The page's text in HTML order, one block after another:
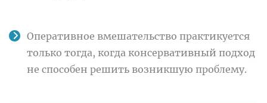
Оперативное вмешательство практикуется
только тогда, когда консервативный подход
не способен решить возникшую проблему.